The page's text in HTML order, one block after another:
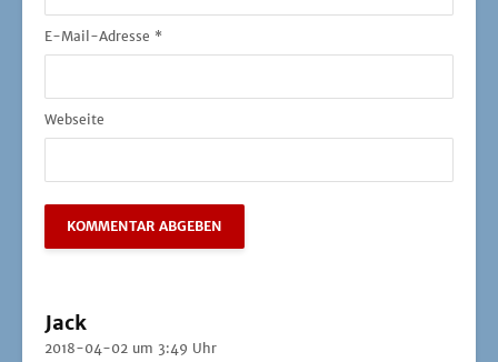
E-Mail-Adresse *
Webseite
Jack
2018-04-02 um 3:49 Uhr